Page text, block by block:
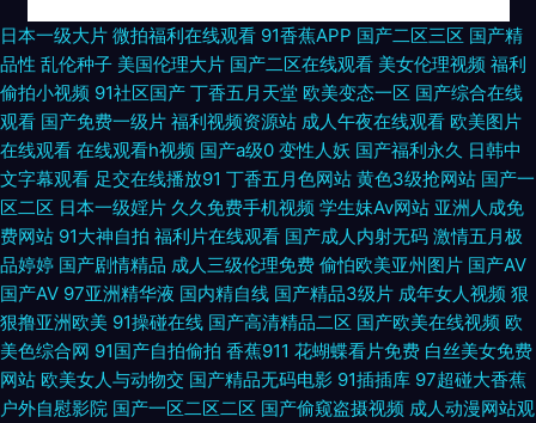
豆精品 丝瓜肏肏 91pron在线 91网站永久免费 激情啪啪综合 伦乱一区二区
色情91网站 影音先锋熟女AV 91秒拍福利视频 成人免费私人影院av 九七久久
日本欧美一本道在线 亚洲导航 91官方网站在线观看 91足交 国产传媒在线91
www91爱爱 久爱高清无码 少妇激情导航大全 影音先锋AV一级大片 国产黄
在线 九九久久精品 欧美成人精品网站精品 日韩视频中文字幕 亚洲av先锋网
AV之家 91激情在线 肏屄的视频在线观看 91视频114AV www91色色 国产电
日本一级大片 微拍福利在线观看 91香蕉APP 国产二区三区 国产精
品性 乱伦种子 美国伦理大片 国产二区在线观看 美女伦理视频 福利
偷拍小视频 91社区国产 丁香五月天堂 欧美变态一区 国产综合在线
观看 国产免费一级片 福利视频资源站 成人午夜在线观看 欧美图片
在线观看 在线观看h视频 国产a级0 变性人妖 国产福利永久 日韩中
文字幕观看 足交在线播放91 丁香五月色网站 黄色3级抢网站 国产一
区二区 日本一级婬片 久久免费手机视频 学生妹Av网站 亚洲人成免
费网站 91大神自拍 福利片在线观看 国产成人内射无码 激情五月极
品婷婷 国产剧情精品 成人三级伦理免费 偷怕欧美亚州图片 国产AV
国产AV 97亚洲精华液 国内精自线 国产精品3级片 成年女人视频 狠
狠撸亚洲欧美 91操碰在线 国产高清精品二区 国产欧美在线视频 欧
美色综合网 91国产自拍偷拍 香蕉911 花蝴蝶看片免费 白丝美女免费
网站 欧美女人与动物交 国产精品无码电影 91插插库 97超碰大香蕉
户外自慰影院 国产一区二区二区 国产偷窥盗摄视频 成人动漫网站观